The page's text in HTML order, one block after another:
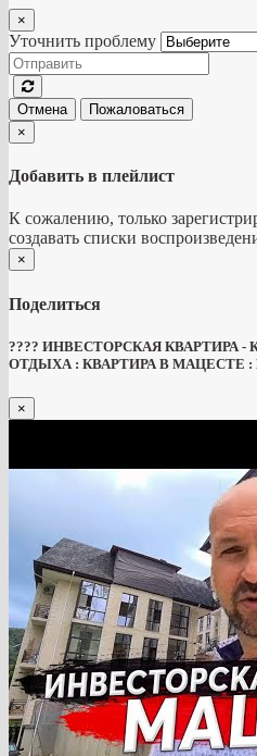
×
Уточнить проблему
Отмена
Пожаловаться
×
Добавить в плейлист
К сожалению, только
создавать списки
×
Поделиться
???? ИНВЕСТОРСКАЯ КВАРТИРА
ОТДЫХА : КВАРТИРА В
×